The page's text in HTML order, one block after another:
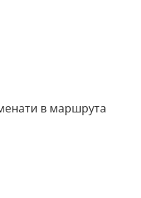
в маршрута